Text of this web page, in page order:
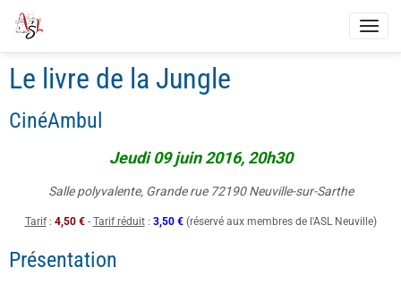
Le livre de la Jungle
CinéAmbul
Jeudi 09 juin 2016, 20h30
Salle polyvalente, Grande rue 72190 Neuville-sur-Sarthe
Tarif: 4,50 €- Tarif réduit: 3,50 €(réservé aux membres de l'ASL Neuville)
Présentation